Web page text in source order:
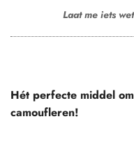
Laat me iets
Hét perfecte middel
camoufleren!